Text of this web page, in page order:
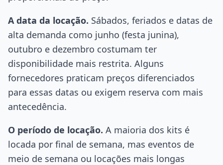
A data da locação. Sábados, feriados e datas de
alta demanda como junho (festa junina),
outubro e dezembro costumam ter
disponibilidade mais restrita. Alguns
fornecedores praticam preços diferenciados
para essas datas ou exigem reserva com mais
antecedência.
O período de locação. A maioria dos kits é
locada por final de semana, mas eventos de
meio de semana ou locações mais longas